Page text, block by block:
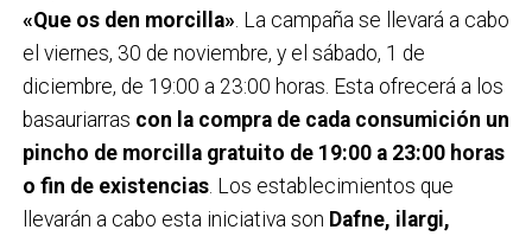
«Que os den morcilla» . La campaña se llevará a cabo
el viernes, 30 de noviembre, y el sábado, 1 de
diciembre, de 19:00 a 23:00 horas. Esta ofrecerá a los
basauriarras con la compra de cada consumición un
pincho de morcilla gratuito de 19:00 a 23:00 horas
o fin de existencias. Los establecimientos que
llevarán a cabo esta iniciativa son Dafne, ilargi,